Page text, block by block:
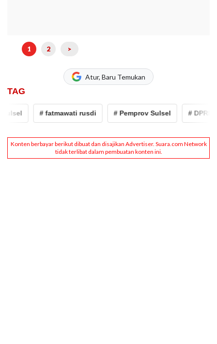
1 2 >
Atur, Baru Temukan
TAG
# fatmawati rusdi # Pemprov Sulsel # DPRD